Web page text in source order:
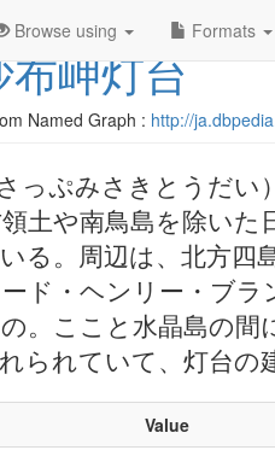
Browse using Formats
布岬灯台
Named Graph : http://
っぷみさきとうだい
土や南鳥島を除い
る。周辺は、北方四
ド・ヘンリー・ブ
。ここと水晶島の
られていて、灯台の
Value